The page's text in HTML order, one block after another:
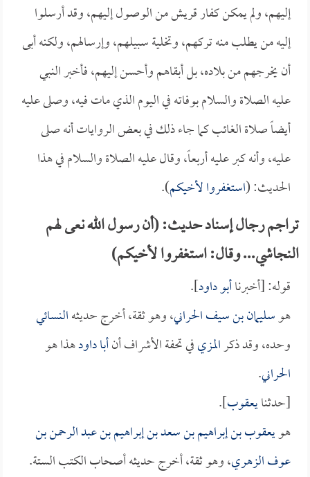
إليهم، ولم يمكن كفار قريش من الوصول إليهم، وقد أرسلوا
إليه من يطلب منه تركهم، وتخلية سبيلهم، وإرسالهم، ولكنه أبى
أن يخرجهم من بلاده، بل أبقاهم وأحسن إليهم، فأخبر النبي
عليه الصلاة والسلام بوفاته في اليوم الذي مات فيه، وصلى عليه
أيضاً صلاة الغائب كما جاء ذلك في بعض الروايات أنه صلى
عليه، وأنه كبر عليه أربعاً، وقال عليه الصلاة والسلام في هذا
الحديث: (استغفروا لأخيكم).
تراجم رجال إسناد حديث: (أن رسول الله نعى لهم
النجاشي... وقال: استغفروا لأخيكم)
قوله: [أخبرناأبو داود].
هوسليمان بن سيف الحراني، وهو ثقة، أخرج حديثهالنسائي
وحده، وقد ذكرالمزيفي تحفة الأشراف أنأبا داودهذا هو
الحراني.
[حدثنايعقوب].
هويعقوب بن إبراهيم بن سعد بن إبراهيم بن عبد الرحمن بن
عوف الزهري، وهو ثقة، أخرج حديثه أصحاب الكتب الستة.